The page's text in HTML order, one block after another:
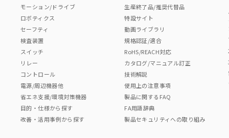
モーション/ドライブ
ロボティクス
セーフティ
検査装置
スイッチ
リレー
コントロール
電源/周辺機器他
省エネ支援/環境対策機器
目的・仕様から探す
改善・活用事例から探す
生産終了品/推奨代替品
特設サイト
動画ライブラリ
規格認証/適合
RoHS/REACH対応
カタログ/マニュアル訂正
技術解説
使用上の注意事項
製品に関するFAQ
FA用語辞典
製品セキュリティへの取り組み